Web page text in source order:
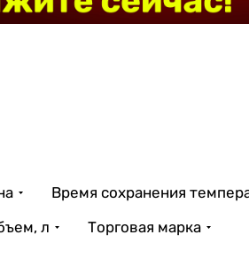
Время сохранения
л Торговая марка